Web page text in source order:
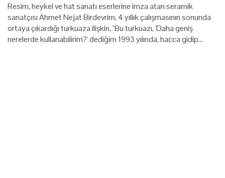
Resim, heykel ve hat sanatı eserlerine imza atan seramik
sanatçısı Ahmet Nejat Birdevrim, 4 yıllık çalışmasının sonunda
ortaya çıkardığı turkuaza ilişkin, "Bu turkuazı, 'Daha geniş
nerelerde kullanabilirim?' dediğim 1993 yılında, hacca gidip…